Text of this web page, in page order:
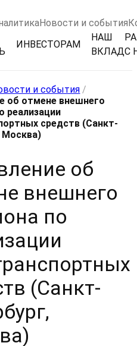
Новости и события
ИНВЕСТОРАМ
НАШ
ВКЛАДС
и события /
об отмене внешнего
реализации
средств (Санкт-
Москва)
об
внешнего
по
(Санкт-